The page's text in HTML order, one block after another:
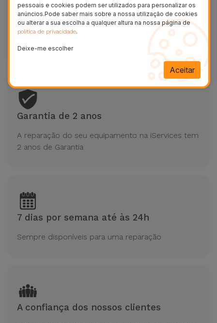
Reparações em 20/30 minutos Honor
Reparação na hora
Garantia de 2 anos
A reparação do seu equipamento na iServices tem
2 anos de Garantia
7 dias por semana até às 24h
Sempre disponíveis para uma reparação
A confiança dos nossos clientes
pessoais e cookies podem ser utilizados para personalizar os
anúncios.Pode saber mais sobre a nossa utilização de cookies
ou alterar a sua escolha a qualquer altura na nossa página de
política de privacidade.
Deixe-me escolher
Aceitar